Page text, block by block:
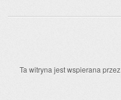
Ta witryna jest wspierana przez